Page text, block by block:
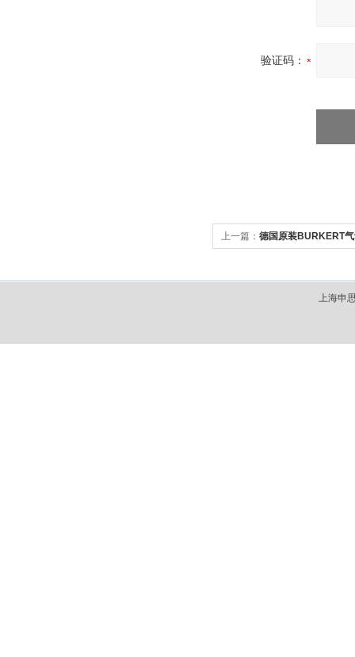
验证码：
上一篇： 德国原装BURKERT
上海申